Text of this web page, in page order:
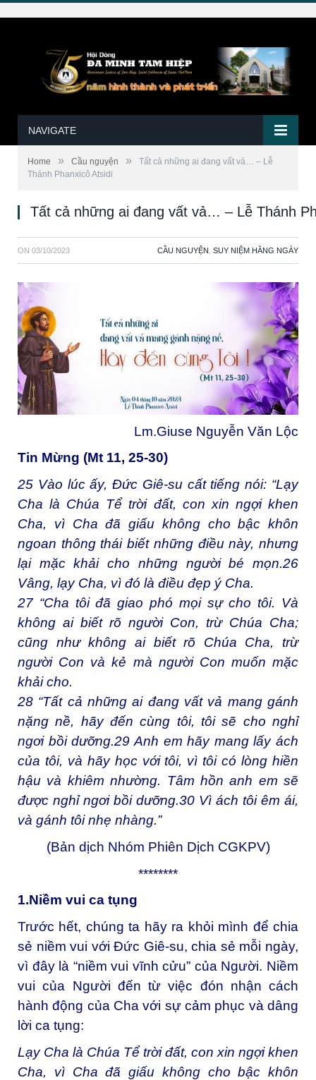
NAVIGATE
Home » Cầu nguyện »
Tất cả những ai đang vất vả… – Lễ
Thánh Phanxicô Atsidi
Tất cả những ai đang vất vả… – Lễ Thánh
ON 03/10/2023 CẦU NGUYỆN SUY NIỆM HẰNG NGÀY
Lm.Giuse Nguyễn Văn Lộc
Tin Mừng (Mt 11, 25-30)
25 Vào lúc ấy, Đức Giê-su cất tiếng nói: “Lạy
Cha là Chúa Tể trời đất, con xin ngợi khen
Cha, vì Cha đã giấu không cho bậc khôn
ngoan thông thái biết những điều này, nhưng
lại mặc khải cho những người bé mọn.26
Vâng, lạy Cha, vì đó là điều đẹp ý Cha.
27 “Cha tôi đã giao phó mọi sự cho tôi. Và
không ai biết rõ người Con, trừ Chúa Cha;
cũng như không ai biết rõ Chúa Cha, trừ
người Con và kẻ mà người Con muốn mặc
khải cho.
28 “Tất cả những ai đang vất vả mang gánh
nặng nề, hãy đến cùng tôi, tôi sẽ cho nghỉ
ngơi bồi dưỡng.29 Anh em hãy mang lấy ách
của tôi, và hãy học với tôi, vì tôi có lòng hiền
hậu và khiêm nhường. Tâm hồn anh em sẽ
được nghỉ ngơi bồi dưỡng.30 Vì ách tôi êm ái,
và gánh tôi nhẹ nhàng.”
(Bản dịch Nhóm Phiên Dịch CGKPV)
********
1.Niềm vui ca tụng
Trước hết, chúng ta hãy ra khỏi mình để chia
sẻ niềm vui với Đức Giê-su, chia sẻ mỗi ngày,
vì đây là “niềm vui vĩnh cửu” của Người. Niềm
vui của Người đến từ việc đón nhận cách
hành động của Cha với sự cảm phục và dâng
lời ca tụng:
Lạy Cha là Chúa Tể trời đất, con xin ngợi khen
Cha, vì Cha đã giấu không cho bậc khôn